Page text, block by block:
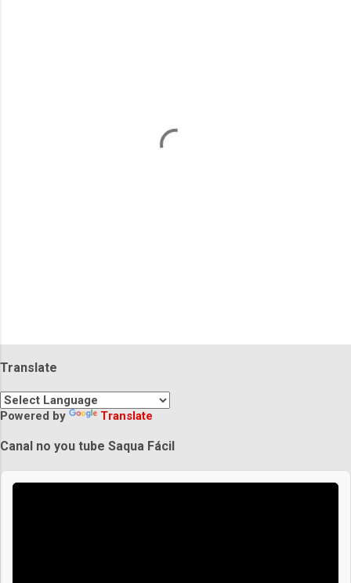
Translate
Powered by Translate
Canal no you tube Saqua Fácil